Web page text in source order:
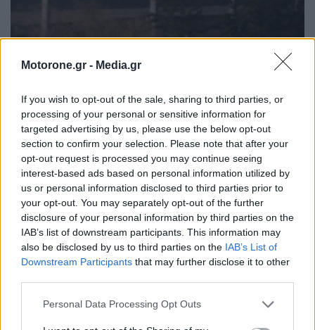
Motorone.gr - Media.gr
If you wish to opt-out of the sale, sharing to third parties, or
processing of your personal or sensitive information for
targeted advertising by us, please use the below opt-out
section to confirm your selection. Please note that after your
opt-out request is processed you may continue seeing
interest-based ads based on personal information utilized by
us or personal information disclosed to third parties prior to
your opt-out. You may separately opt-out of the further
disclosure of your personal information by third parties on the
IAB’s list of downstream participants. This information may
also be disclosed by us to third parties on the IAB’s List of
Downstream Participants that may further disclose it to other
Personal Data Processing Opt Outs
Motor Oil: Δωρεά πυροσβεστικών οχημάτων και
εξοπλισμού στον δήμο Αγίου Βασιλείου
NEWSROOM 6.8.2026
WEB TV
Skoda: Ξεκίνησε η παραγωγή του νέου Peaq –